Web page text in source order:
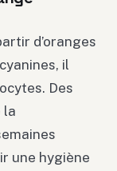
d’oranges
il
Des
la
une hygiène